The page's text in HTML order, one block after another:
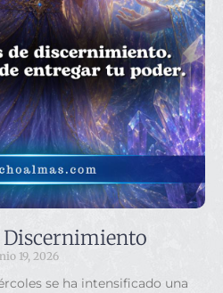
19, 2026
se ha intensificado una